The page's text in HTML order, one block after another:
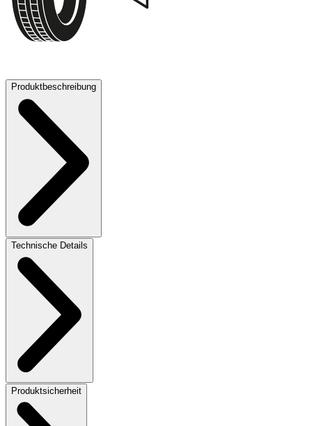
Produktbeschreibung
Technische Details
Produktsicherheit